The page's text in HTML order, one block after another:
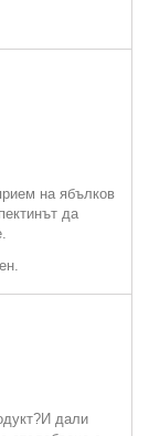
на ябълков
да
дали